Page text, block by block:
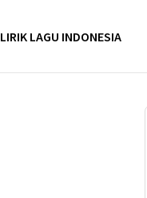
LIRIK LAGU INDONESIA